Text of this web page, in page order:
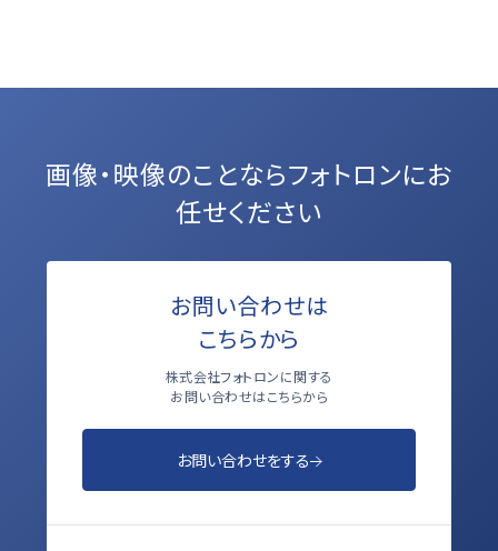
画像・映像のことならフォトロンにお
任せください
お問い合わせは
こちらから
株式会社フォトロンに関する
お問い合わせはこちらから
お問い合わせをする